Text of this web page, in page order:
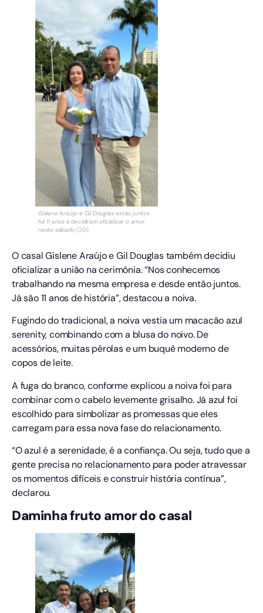
Gislene Araújo e Gil Douglas estão juntos
há 11 anos e decidiram oficializar o amor
neste sábado (20).
O casal Gislene Araújo e Gil Douglas também decidiu
oficializar a união na cerimônia. “Nos conhecemos
trabalhando na mesma empresa e desde então juntos.
Já são 11 anos de história”, destacou a noiva.
Fugindo do tradicional, a noiva vestia um macacão azul
serenity, combinando com a blusa do noivo. De
acessórios, muitas pérolas e um buquê moderno de
copos de leite.
A fuga do branco, conforme explicou a noiva foi para
combinar com o cabelo levemente grisalho. Já azul foi
escolhido para simbolizar as promessas que eles
carregam para essa nova fase do relacionamento.
“O azul é a serenidade, é a confiança. Ou seja, tudo que a
gente precisa no relacionamento para poder atravessar
os momentos difíceis e construir história contínua”,
declarou.
Daminha fruto amor do casal